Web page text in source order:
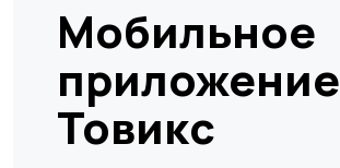
Тельферы
Мобильное
приложение
Товикс